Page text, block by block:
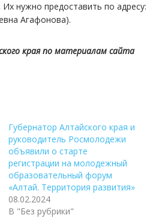
нужно предоставить по адресу:
Агафонова).
края по материалам сайта
Губернатор Алтайского края и
руководитель Росмолодежи
объявили о старте
регистрации на молодежный
образовательный форум
«Алтай. Территория развития»
08.02.2024
В "Без рубрики"